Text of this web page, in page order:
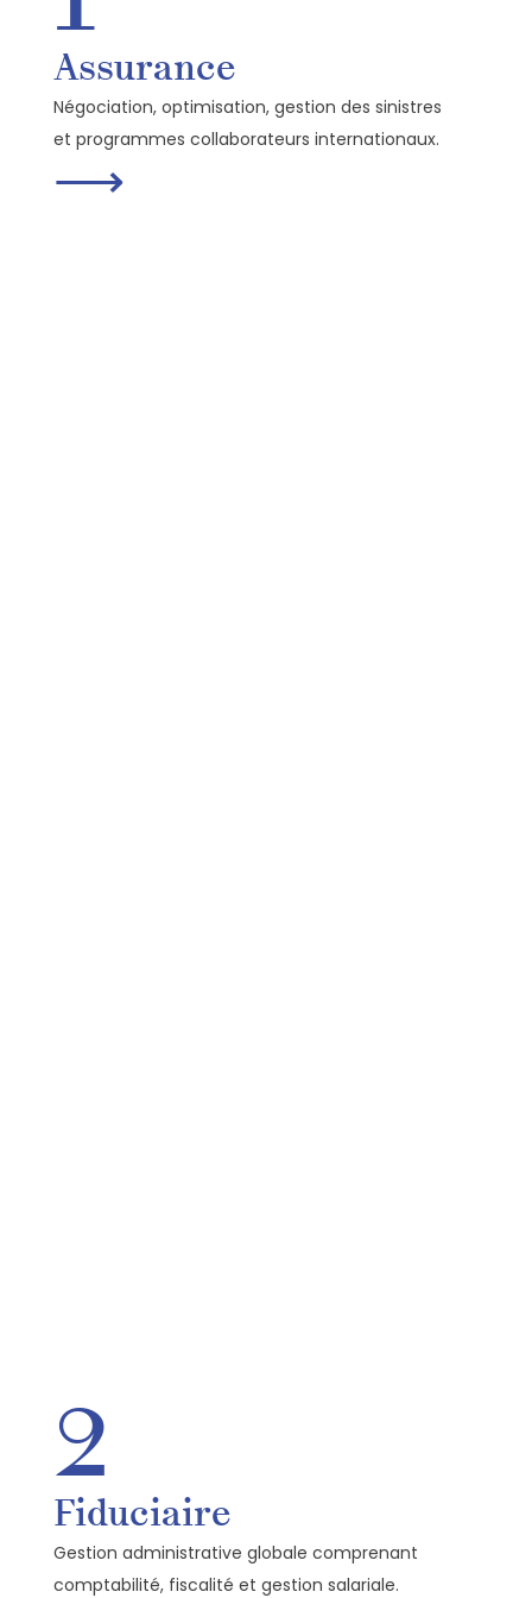
Assurance
Négociation, optimisation, gestion des sinistres
et programmes collaborateurs internationaux.
⟶
2
Fiduciaire
Gestion administrative globale comprenant
comptabilité, fiscalité et gestion salariale.